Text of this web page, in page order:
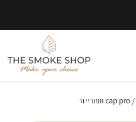
/ cap pro וופורייזר